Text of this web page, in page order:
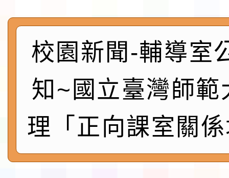
實施要點各1份
115年食農教育專業人
程
函轉國家通訊傳播委員
鎮韌性（防空）演習－
速演練執行計畫」
「115年金融知識線上
法」
本校115學年度第1學
第3次招考代課鐘點教
告(不再辦理後續甄選)
檢送「桃園市115學年
賽實施要點」1份
本市「115學年度學生
校園新聞-輔導室
知~國立臺灣師範
理「正向課室關